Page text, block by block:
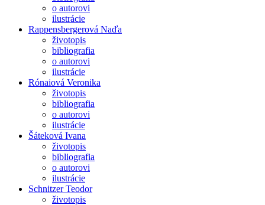
o autorovi
ilustrácie
Rappensbergerová Naďa
životopis
bibliografia
o autorovi
ilustrácie
Rónaiová Veronika
životopis
bibliografia
o autorovi
ilustrácie
Šáteková Ivana
životopis
bibliografia
o autorovi
ilustrácie
Schnitzer Teodor
životopis